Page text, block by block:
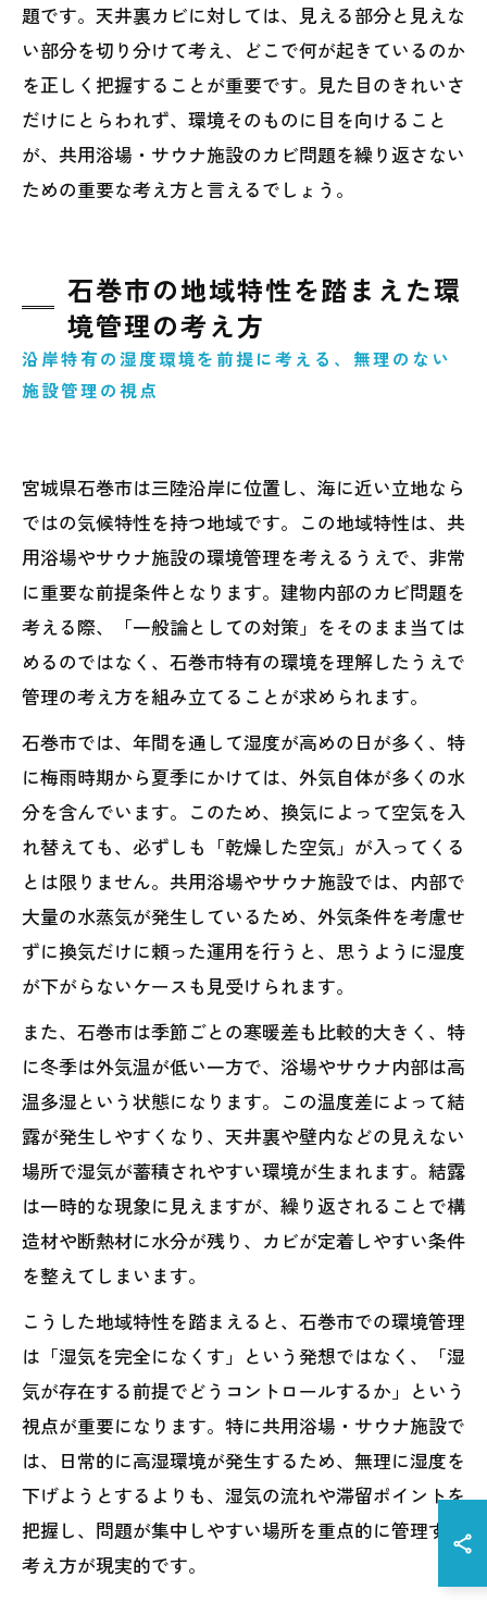
題です。天井裏カビに対しては、見える部分と見えな
い部分を切り分けて考え、どこで何が起きているのか
を正しく把握することが重要です。見た目のきれいさ
だけにとらわれず、環境そのものに目を向けること
が、共用浴場・サウナ施設のカビ問題を繰り返さない
ための重要な考え方と言えるでしょう。
石巻市の地域特性を踏まえた環
境管理の考え方
沿岸特有の湿度環境を前提に考える、無理のない
施設管理の視点
宮城県石巻市は三陸沿岸に位置し、海に近い立地なら
ではの気候特性を持つ地域です。この地域特性は、共
用浴場やサウナ施設の環境管理を考えるうえで、非常
に重要な前提条件となります。建物内部のカビ問題を
考える際、「一般論としての対策」をそのまま当ては
めるのではなく、石巻市特有の環境を理解したうえで
管理の考え方を組み立てることが求められます。
石巻市では、年間を通して湿度が高めの日が多く、特
に梅雨時期から夏季にかけては、外気自体が多くの水
分を含んでいます。このため、換気によって空気を入
れ替えても、必ずしも「乾燥した空気」が入ってくる
とは限りません。共用浴場やサウナ施設では、内部で
大量の水蒸気が発生しているため、外気条件を考慮せ
ずに換気だけに頼った運用を行うと、思うように湿度
が下がらないケースも見受けられます。
また、石巻市は季節ごとの寒暖差も比較的大きく、特
に冬季は外気温が低い一方で、浴場やサウナ内部は高
温多湿という状態になります。この温度差によって結
露が発生しやすくなり、天井裏や壁内などの見えない
場所で湿気が蓄積されやすい環境が生まれます。結露
は一時的な現象に見えますが、繰り返されることで構
造材や断熱材に水分が残り、カビが定着しやすい条件
を整えてしまいます。
こうした地域特性を踏まえると、石巻市での環境管理
は「湿気を完全になくす」という発想ではなく、「湿
気が存在する前提でどうコントロールするか」という
視点が重要になります。特に共用浴場・サウナ施設で
は、日常的に高湿環境が発生するため、無理に湿度を
下げようとするよりも、湿気の流れや滞留ポイントを
把握し、問題が集中しやすい場所を重点的に管理する
考え方が現実的です。